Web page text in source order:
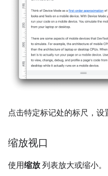
点击特定标记处的标尺，设
缩放视口
使用缩放列表放大或缩小。